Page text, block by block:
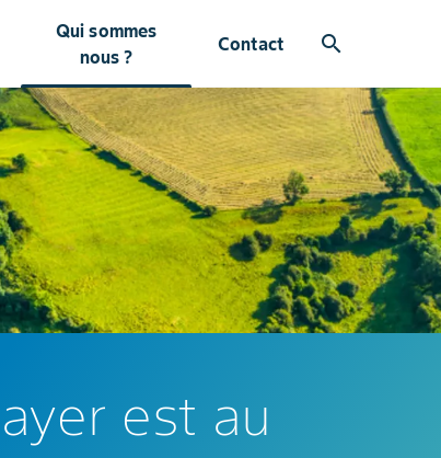
Qui sommes
nous ?
Contact search
est au